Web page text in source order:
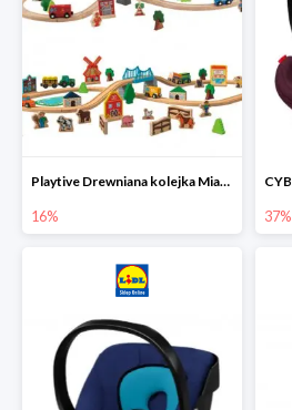
Playtive Drewniana kolejka Miasto lub Farma
16% 37%